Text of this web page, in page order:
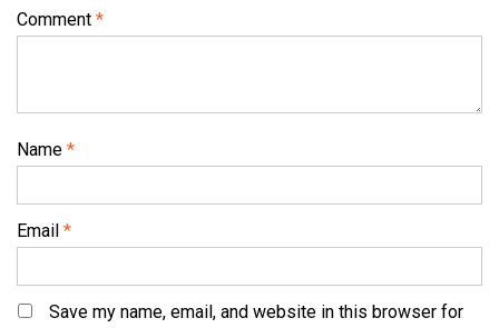
Comment *
Name *
Email *
Save my name, email, and website in this browser for